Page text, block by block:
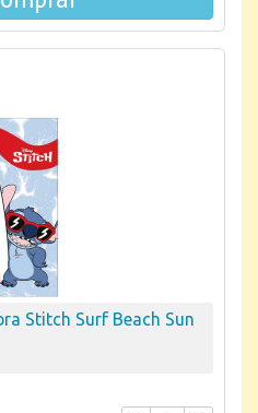
Stitch Surf Beach Sun